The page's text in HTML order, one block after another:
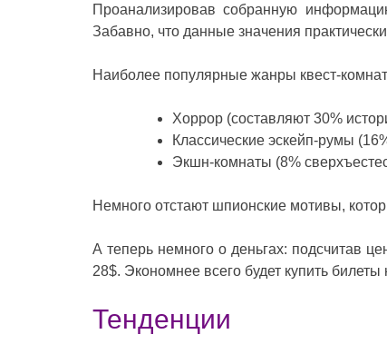
Проанализировав собранную
Забавно, что данные значения
Наиболее популярные жанры квест-
Хоррор (составляют 30%
Классические эскейп-румы
Экшн-комнаты (8%
Немного отстают шпионские мотивы,
А теперь немного о деньгах: подсчитав
28$. Экономнее всего будет купить
Тенденции